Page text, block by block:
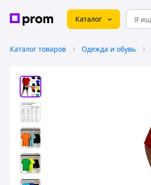
Каталог
Каталог товаров Одежда и обувь